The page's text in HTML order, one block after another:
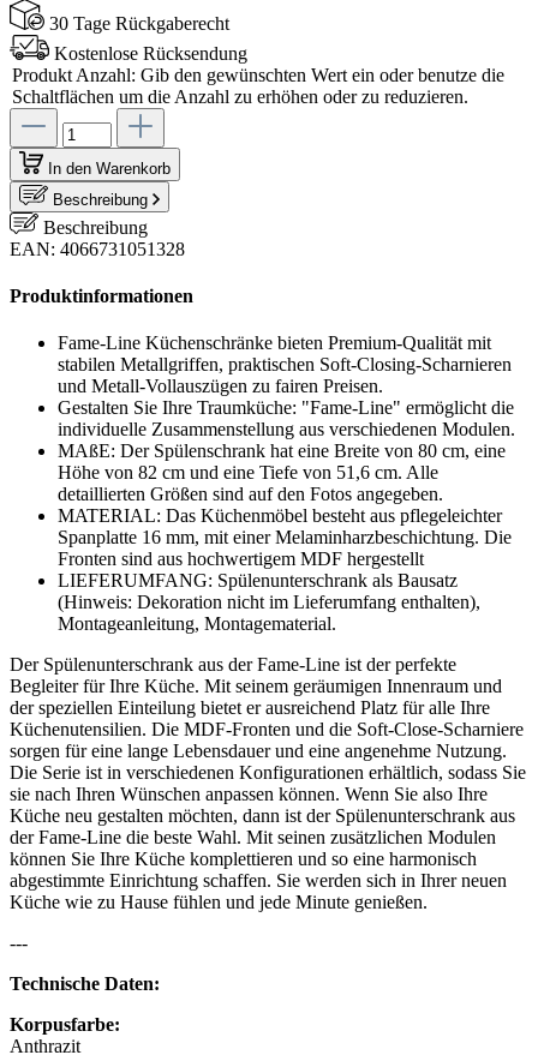
30 Tage Rückgaberecht
Kostenlose Rücksendung
Produkt Anzahl: Gib den gewünschten Wert ein oder benutze die
Schaltflächen um die Anzahl zu erhöhen oder zu reduzieren.
In den Warenkorb
Beschreibung
Beschreibung
EAN: 4066731051328
Produktinformationen
Fame-Line Küchenschränke bieten Premium-Qualität mit
stabilen Metallgriffen, praktischen Soft-Closing-Scharnieren
und Metall-Vollauszügen zu fairen Preisen.
Gestalten Sie Ihre Traumküche: "Fame-Line" ermöglicht die
individuelle Zusammenstellung aus verschiedenen Modulen.
MAßE: Der Spülenschrank hat eine Breite von 80 cm, eine
Höhe von 82 cm und eine Tiefe von 51,6 cm. Alle
detaillierten Größen sind auf den Fotos angegeben.
MATERIAL: Das Küchenmöbel besteht aus pflegeleichter
Spanplatte 16 mm, mit einer Melaminharzbeschichtung. Die
Fronten sind aus hochwertigem MDF hergestellt
LIEFERUMFANG: Spülenunterschrank als Bausatz
(Hinweis: Dekoration nicht im Lieferumfang enthalten),
Montageanleitung, Montagematerial.
Der Spülenunterschrank aus der Fame-Line ist der perfekte
Begleiter für Ihre Küche. Mit seinem geräumigen Innenraum und
der speziellen Einteilung bietet er ausreichend Platz für alle Ihre
Küchenutensilien. Die MDF-Fronten und die Soft-Close-Scharniere
sorgen für eine lange Lebensdauer und eine angenehme Nutzung.
Die Serie ist in verschiedenen Konfigurationen erhältlich, sodass Sie
sie nach Ihren Wünschen anpassen können. Wenn Sie also Ihre
Küche neu gestalten möchten, dann ist der Spülenunterschrank aus
der Fame-Line die beste Wahl. Mit seinen zusätzlichen Modulen
können Sie Ihre Küche komplettieren und so eine harmonisch
abgestimmte Einrichtung schaffen. Sie werden sich in Ihrer neuen
Küche wie zu Hause fühlen und jede Minute genießen.
---
Technische Daten:
Korpusfarbe:
Anthrazit